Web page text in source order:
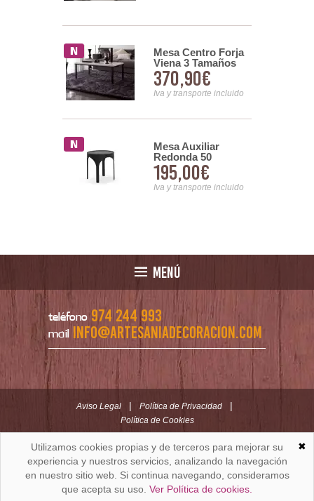
Mesa Centro Forja
Viena 3 Tamaños
370,90€
Iva y transporte incluido
Mesa Auxiliar
Redonda 50
Diametro en Acero
Negro Akeren
195,00€
Iva y transporte incluido
MENÚ
teléfono 974 244 993
mail info@artesaniadecoracion.com
Aviso Legal | Política de Privacidad |
Política de Cookies
ARTESANÍAYDECORACION.COM
C/ Padre Huesca nº 30 | Oficina C/ Roldán nº 5 -3º
Huesca (España)
✖
Utilizamos cookies propias y de terceros para mejorar su
experiencia y nuestros servicios, analizando la navegación
en nuestro sitio web. Si continua navegando, consideramos
que acepta su uso. Ver Política de cookies.